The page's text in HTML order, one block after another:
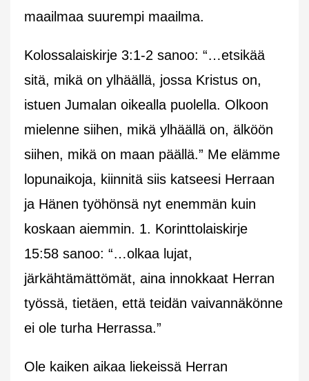
maailmaa suurempi maailma.
Kolossalaiskirje 3:1-2 sanoo: “…etsikää
sitä, mikä on ylhäällä, jossa Kristus on,
istuen Jumalan oikealla puolella. Olkoon
mielenne siihen, mikä ylhäällä on, älköön
siihen, mikä on maan päällä.” Me elämme
lopunaikoja, kiinnitä siis katseesi Herraan
ja Hänen työhönsä nyt enemmän kuin
koskaan aiemmin. 1. Korinttolaiskirje
15:58 sanoo: “…olkaa lujat,
järkähtämättömät, aina innokkaat Herran
työssä, tietäen, että teidän vaivannäkönne
ei ole turha Herrassa.”
Ole kaiken aikaa liekeissä Herran